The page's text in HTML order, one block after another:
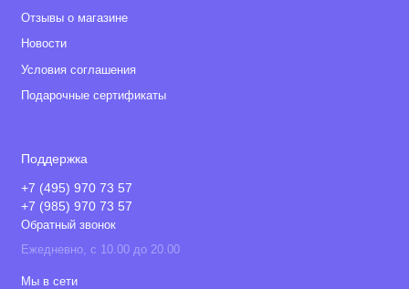
Отзывы о магазине
Новости
Условия соглашения
Подарочные сертификаты
Поддержка
+7 (495) 970 73 57
+7 (985) 970 73 57
Обратный звонок
Ежедневно, с 10.00 до 20.00
Мы в сети